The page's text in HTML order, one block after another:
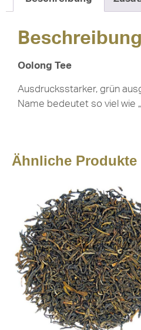
Beschreibung
Oolong Tee
Ausdrucksstarker, grün
Name bedeutet so viel wie
Ähnliche Produkte